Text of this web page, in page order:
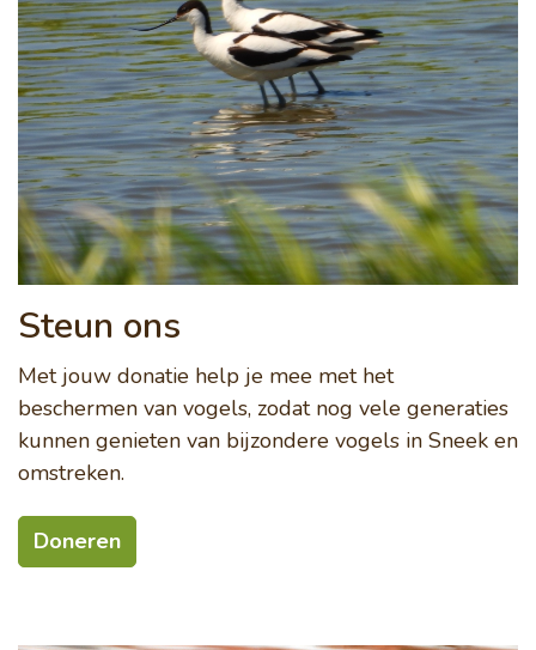
Steun ons
Met jouw donatie help je mee met het
beschermen van vogels, zodat nog vele generaties
kunnen genieten van bijzondere vogels in Sneek en
omstreken.
Doneren